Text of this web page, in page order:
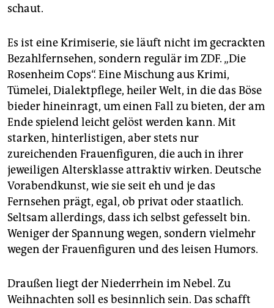
schaut.
Es ist eine Krimiserie, sie läuft nicht im gecrackten
Bezahlfernsehen, sondern regulär im ZDF. „Die
Rosenheim Cops“. Eine Mischung aus Krimi,
Tümelei, Dialektpflege, heiler Welt, in die das Böse
bieder hineinragt, um einen Fall zu bieten, der am
Ende spielend leicht gelöst werden kann. Mit
starken, hinterlistigen, aber stets nur
zureichenden Frauenfiguren, die auch in ihrer
jeweiligen Altersklasse attraktiv wirken. Deutsche
Vorabendkunst, wie sie seit eh und je das
Fernsehen prägt, egal, ob privat oder staatlich.
Seltsam allerdings, dass ich selbst gefesselt bin.
Weniger der Spannung wegen, sondern vielmehr
wegen der Frauenfiguren und des leisen Humors.
Draußen liegt der Niederrhein im Nebel. Zu
Weihnachten soll es besinnlich sein. Das schafft